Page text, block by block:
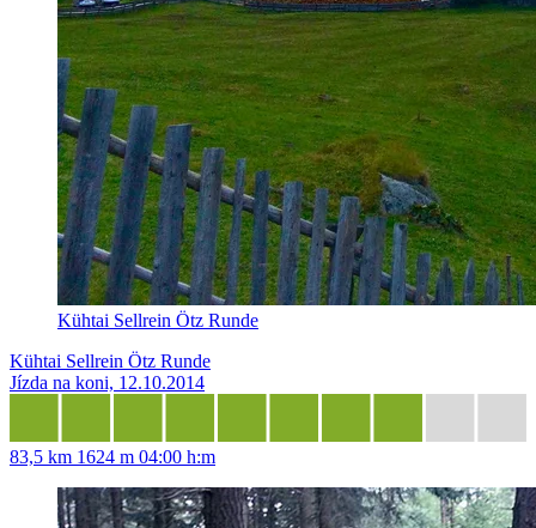
Kühtai Sellrein Ötz Runde
Kühtai Sellrein Ötz Runde
Jízda na koni, 12.10.2014
83,5 km 1624 m 04:00 h:m